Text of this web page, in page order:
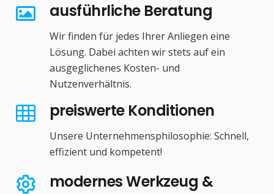
ausführliche Beratung
Wir finden für jedes Ihrer Anliegen eine
Lösung. Dabei achten wir stets auf ein
ausgeglichenes Kosten- und
Nutzenverhältnis.
preiswerte Konditionen
Unsere Unternehmensphilosophie: Schnell,
effizient und kompetent!
modernes Werkzeug &